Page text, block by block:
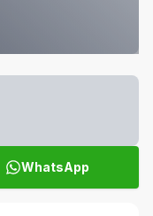
WhatsApp